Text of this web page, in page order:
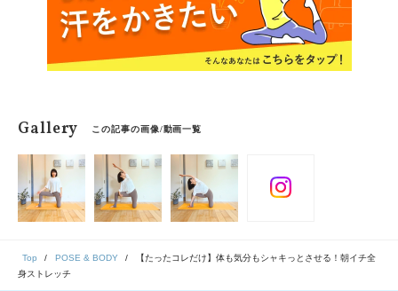
Gallery この記事の画像/動画一覧
Top POSE & BODY
【たったコレだけ】体も気分もシャキっとさせる！朝イチ全
身ストレッチ